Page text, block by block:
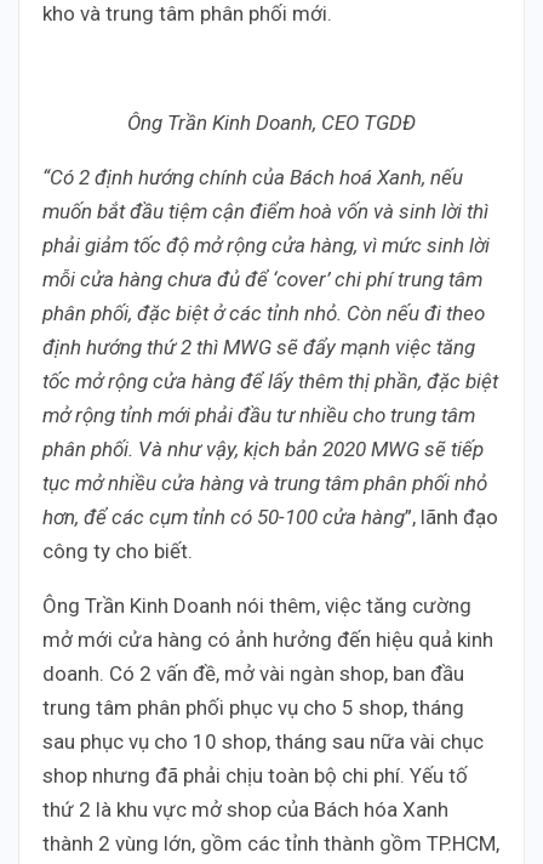
kho và trung tâm phân phối mới.
Ông Trần Kinh Doanh, CEO TGDĐ
“Có 2 định hướng chính của Bách hoá Xanh, nếu
muốn bắt đầu tiệm cận điểm hoà vốn và sinh lời thì
phải giảm tốc độ mở rộng cửa hàng, vì mức sinh lời
mỗi cửa hàng chưa đủ để ‘cover’ chi phí trung tâm
phân phối, đặc biệt ở các tỉnh nhỏ. Còn nếu đi theo
định hướng thứ 2 thì MWG sẽ đẩy mạnh việc tăng
tốc mở rộng cửa hàng để lấy thêm thị phần, đặc biệt
mở rộng tỉnh mới phải đầu tư nhiều cho trung tâm
phân phối. Và như vậy, kịch bản 2020 MWG sẽ tiếp
tục mở nhiều cửa hàng và trung tâm phân phối nhỏ
hơn, để các cụm tỉnh có 50-100 cửa hàng”, lãnh đạo
công ty cho biết.
Ông Trần Kinh Doanh nói thêm, việc tăng cường
mở mới cửa hàng có ảnh hưởng đến hiệu quả kinh
doanh. Có 2 vấn đề, mở vài ngàn shop, ban đầu
trung tâm phân phối phục vụ cho 5 shop, tháng
sau phục vụ cho 10 shop, tháng sau nữa vài chục
shop nhưng đã phải chịu toàn bộ chi phí. Yếu tố
thứ 2 là khu vực mở shop của Bách hóa Xanh
thành 2 vùng lớn, gồm các tỉnh thành gồm TP.HCM,